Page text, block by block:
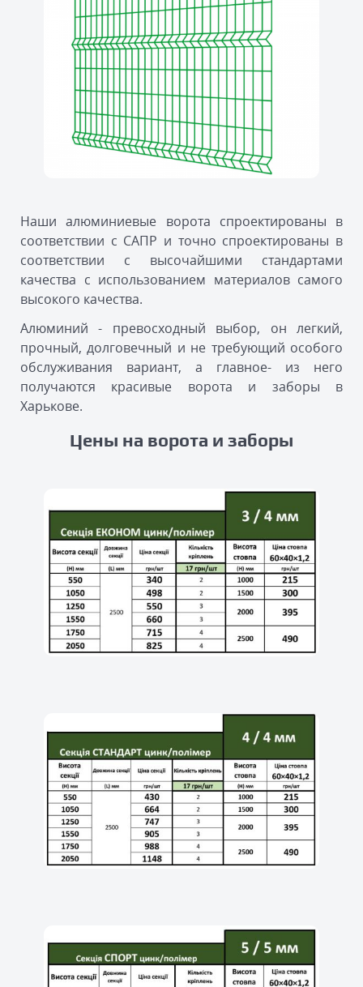
Наши алюминиевые ворота спроектированы в
соответствии с САПР и точно спроектированы в
соответствии с высочайшими стандартами
качества с использованием материалов самого
высокого качества.
Алюминий - превосходный выбор, он легкий,
прочный, долговечный и не требующий особого
обслуживания вариант, а главное- из него
получаются красивые ворота и заборы в
Харькове.
Цены на ворота и заборы